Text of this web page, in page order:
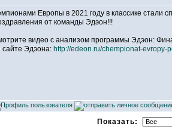
Европы в 2021 году в классике стали
от команды Эдэон!!!
видео с анализом программы Эдэон:
сайте Эдэона: http://edeon.ru/chempionat-evropy-
Показать: